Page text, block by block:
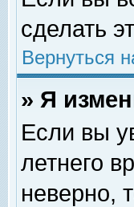
сделать
Вернуться
» Я
Если вы
летнего
неверно,